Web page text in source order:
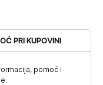
PRI KUPOVINI
pomoć i